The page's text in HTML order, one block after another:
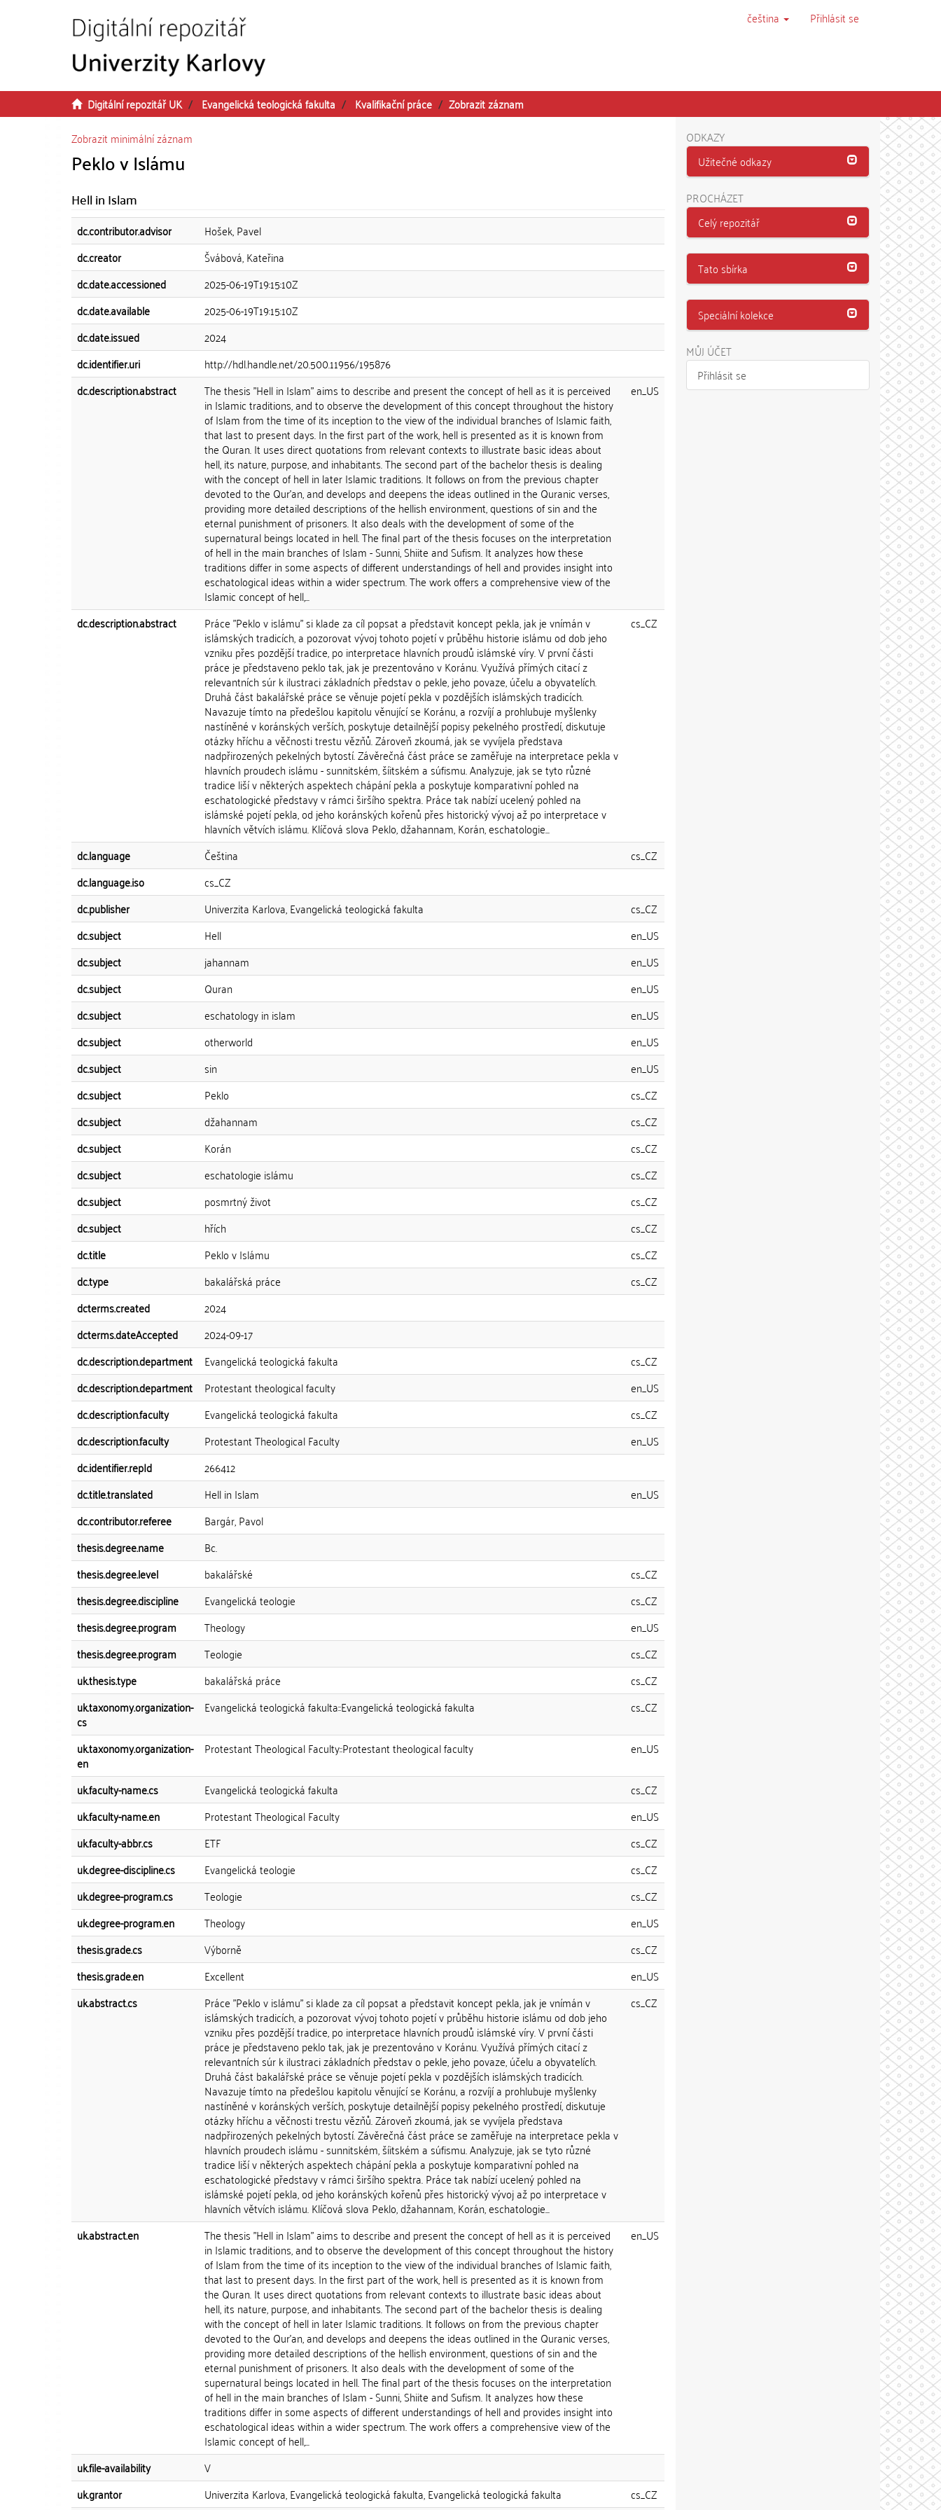
čeština Přihlásit se
Digitální repozitář UK Evangelická teologická fakulta Kvalifikační práce
Zobrazit záznam
Zobrazit minimální záznam
Peklo v Islámu
Hell in Islam
dc.contributor.advisor
Hošek, Pavel
dc.creator
Švábová, Kateřina
dc.date.accessioned
2025-06-19T19:15:10Z
dc.date.available
2025-06-19T19:15:10Z
dc.date.issued
2024
dc.identifier.uri
http://hdl.handle.net/20.500.11956/195876
dc.description.abstract
The thesis "Hell in Islam" aims to describe and present the concept of hell as it is perceived
in Islamic traditions, and to observe the development of this concept throughout the history
of Islam from the time of its inception to the view of the individual branches of Islamic faith,
that last to present days. In the first part of the work, hell is presented as it is known from
the Quran. It uses direct quotations from relevant contexts to illustrate basic ideas about
hell, its nature, purpose, and inhabitants. The second part of the bachelor thesis is dealing
with the concept of hell in later Islamic traditions. It follows on from the previous chapter
devoted to the Qur'an, and develops and deepens the ideas outlined in the Quranic verses,
providing more detailed descriptions of the hellish environment, questions of sin and the
eternal punishment of prisoners. It also deals with the development of some of the
supernatural beings located in hell. The final part of the thesis focuses on the interpretation
of hell in the main branches of Islam - Sunni, Shiite and Sufism. It analyzes how these
traditions differ in some aspects of different understandings of hell and provides insight into
eschatological ideas within a wider spectrum. The work offers a comprehensive view of the
Islamic concept of hell,...
en_US
dc.description.abstract Práce "Peklo v islámu" si klade za cíl popsat a představit koncept pekla, jak je vnímán v
islámských tradicích, a pozorovat vývoj tohoto pojetí v průběhu historie islámu od dob jeho
vzniku přes pozdější tradice, po interpretace hlavních proudů islámské víry. V první části
práce je představeno peklo tak, jak je prezentováno v Koránu. Využívá přímých citací z
relevantních súr k ilustraci základních představ o pekle, jeho povaze, účelu a obyvatelích.
Druhá část bakalářské práce se věnuje pojetí pekla v pozdějších islámských tradicích.
Navazuje tímto na předešlou kapitolu věnující se Koránu, a rozvíjí a prohlubuje myšlenky
nastíněné v koránských verších, poskytuje detailnější popisy pekelného prostředí, diskutuje
otázky hříchu a věčnosti trestu vězňů. Zároveň zkoumá, jak se vyvíjela představa
nadpřirozených pekelných bytostí. Závěrečná část práce se zaměřuje na interpretace pekla v
hlavních proudech islámu - sunnitském, šíitském a súfismu. Analyzuje, jak se tyto různé
tradice liší v některých aspektech chápání pekla a poskytuje komparativní pohled na
eschatologické představy v rámci širšího spektra. Práce tak nabízí ucelený pohled na
islámské pojetí pekla, od jeho koránských kořenů přes historický vývoj až po interpretace v
hlavních větvích islámu. Klíčová slova Peklo, džahannam, Korán, eschatologie...
cs_CZ
dc.language Čeština
cs_CZ
dc.language.iso
cs_CZ
dc.publisher
Univerzita Karlova, Evangelická teologická fakulta
cs_CZ
dc.subject
Hell
en_US
dc.subject
jahannam
en_US
dc.subject
Quran
en_US
dc.subject
eschatology in islam
en_US
dc.subject
otherworld
en_US
dc.subject
sin
en_US
dc.subject
Peklo
cs_CZ
dc.subject
džahannam
cs_CZ
dc.subject
Korán
cs_CZ
dc.subject
eschatologie islámu
cs_CZ
dc.subject
posmrtný život
cs_CZ
dc.subject
hřích
cs_CZ
dc.title
Peklo v Islámu
cs_CZ
dc.type
bakalářská práce
cs_CZ
dcterms.created
2024
dcterms.dateAccepted
2024-09-17
dc.description.department
Evangelická teologická fakulta
cs_CZ
dc.description.department
Protestant theological faculty
en_US
dc.description.faculty
Evangelická teologická fakulta
cs_CZ
dc.description.faculty
Protestant Theological Faculty
en_US
dc.identifier.repId
266412
dc.title.translated
Hell in Islam
en_US
dc.contributor.referee
Bargár, Pavol
thesis.degree.name
Bc.
thesis.degree.level
bakalářské
cs_CZ
thesis.degree.discipline
Evangelická teologie
cs_CZ
thesis.degree.program
Theology
en_US
thesis.degree.program
Teologie
cs_CZ
uk.thesis.type
bakalářská práce
cs_CZ
uk.taxonomy.organization-
cs
Evangelická teologická fakulta::Evangelická teologická fakulta cs_CZ
uk.taxonomy.organization-
en
Protestant Theological Faculty::Protestant theological faculty en_US
uk.faculty-name.cs Evangelická teologická fakulta
cs_CZ
uk.faculty-name.en
Protestant Theological Faculty
en_US
uk.faculty-abbr.cs
ETF
cs_CZ
uk.degree-discipline.cs
Evangelická teologie
cs_CZ
uk.degree-program.cs
Teologie
cs_CZ
uk.degree-program.en
Theology
en_US
thesis.grade.cs
Výborně
cs_CZ
thesis.grade.en
Excellent
en_US
uk.abstract.cs
Práce "Peklo v islámu" si klade za cíl popsat a představit koncept pekla, jak je vnímán v
islámských tradicích, a pozorovat vývoj tohoto pojetí v průběhu historie islámu od dob jeho
vzniku přes pozdější tradice, po interpretace hlavních proudů islámské víry. V první části
práce je představeno peklo tak, jak je prezentováno v Koránu. Využívá přímých citací z
relevantních súr k ilustraci základních představ o pekle, jeho povaze, účelu a obyvatelích.
Druhá část bakalářské práce se věnuje pojetí pekla v pozdějších islámských tradicích.
Navazuje tímto na předešlou kapitolu věnující se Koránu, a rozvíjí a prohlubuje myšlenky
nastíněné v koránských verších, poskytuje detailnější popisy pekelného prostředí, diskutuje
otázky hříchu a věčnosti trestu vězňů. Zároveň zkoumá, jak se vyvíjela představa
nadpřirozených pekelných bytostí. Závěrečná část práce se zaměřuje na interpretace pekla v
hlavních proudech islámu - sunnitském, šíitském a súfismu. Analyzuje, jak se tyto různé
tradice liší v některých aspektech chápání pekla a poskytuje komparativní pohled na
eschatologické představy v rámci širšího spektra. Práce tak nabízí ucelený pohled na
islámské pojetí pekla, od jeho koránských kořenů přes historický vývoj až po interpretace v
hlavních větvích islámu. Klíčová slova Peklo, džahannam, Korán, eschatologie...
cs_CZ
uk.abstract.en The thesis "Hell in Islam" aims to describe and present the concept of hell as it is perceived
in Islamic traditions, and to observe the development of this concept throughout the history
of Islam from the time of its inception to the view of the individual branches of Islamic faith,
that last to present days. In the first part of the work, hell is presented as it is known from
the Quran. It uses direct quotations from relevant contexts to illustrate basic ideas about
hell, its nature, purpose, and inhabitants. The second part of the bachelor thesis is dealing
with the concept of hell in later Islamic traditions. It follows on from the previous chapter
devoted to the Qur'an, and develops and deepens the ideas outlined in the Quranic verses,
providing more detailed descriptions of the hellish environment, questions of sin and the
eternal punishment of prisoners. It also deals with the development of some of the
supernatural beings located in hell. The final part of the thesis focuses on the interpretation
of hell in the main branches of Islam - Sunni, Shiite and Sufism. It analyzes how these
traditions differ in some aspects of different understandings of hell and provides insight into
eschatological ideas within a wider spectrum. The work offers a comprehensive view of the
Islamic concept of hell,...
en_US
uk.file-availability
V
uk.grantor
Univerzita Karlova, Evangelická teologická fakulta, Evangelická teologická fakulta cs_CZ
ODKAZY
Užitečné odkazy
PROCHÁZET
Celý repozitář
Tato sbírka
Speciální kolekce
MŮJ ÚČET
Přihlásit se